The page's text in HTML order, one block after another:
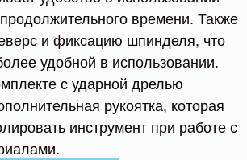
времени. Также
и фиксацию шпинделя, что
удобной в использовании.
с ударной дрелью
рукоятка, которая
инструмент при работе с